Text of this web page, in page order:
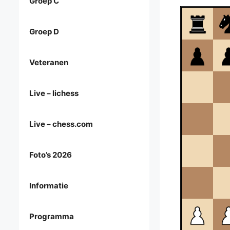
Groep D
Veteranen
Live – lichess
Live – chess.com
Foto’s 2026
Informatie
Programma